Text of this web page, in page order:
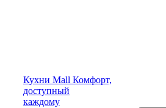
Кухни Mall Комфорт,
доступный
каждому